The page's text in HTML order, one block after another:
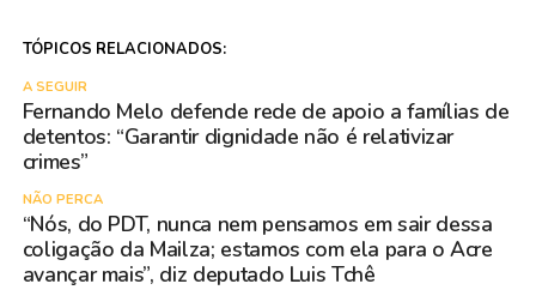
TÓPICOS RELACIONADOS:
A SEGUIR
Fernando Melo defende rede de apoio a famílias de
detentos: “Garantir dignidade não é relativizar
crimes”
NÃO PERCA
“Nós, do PDT, nunca nem pensamos em sair dessa
coligação da Mailza; estamos com ela para o Acre
avançar mais”, diz deputado Luis Tchê